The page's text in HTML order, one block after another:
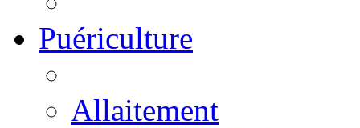
Puériculture
Allaitement